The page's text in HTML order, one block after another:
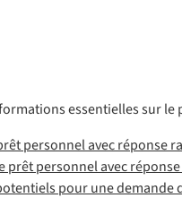
essentielles sur
personnel avec réponse
prêt personnel avec
pour une demande